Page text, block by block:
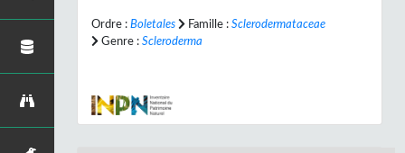
Ordre : Boletales Famille : Sclerodermataceae
Genre : Scleroderma